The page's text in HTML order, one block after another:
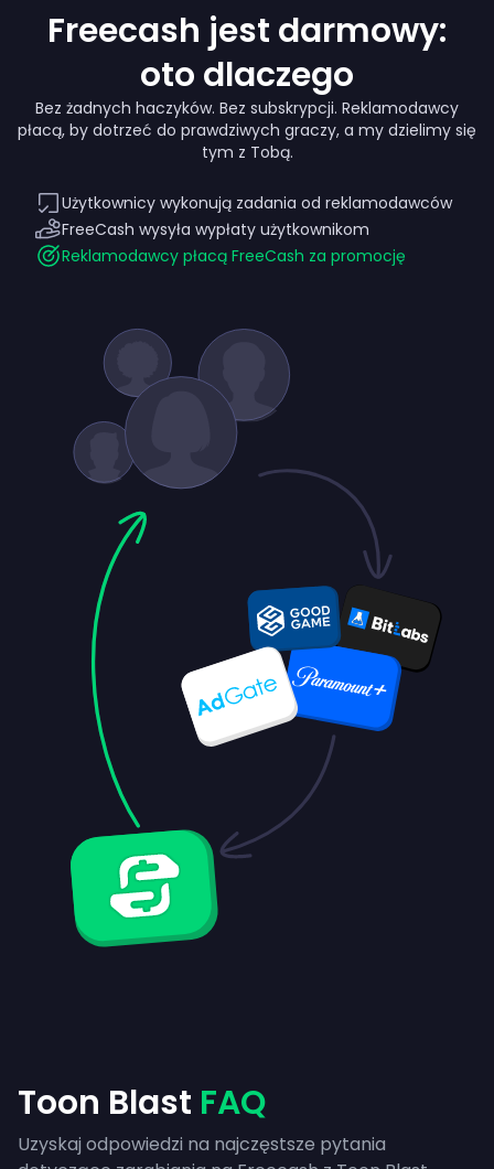
Freecash jest darmowy:
oto dlaczego
Bez żadnych haczyków. Bez subskrypcji. Reklamodawcy
płacą, by dotrzeć do prawdziwych graczy, a my dzielimy się
tym z Tobą.
Użytkownicy wykonują zadania od reklamodawców
FreeCash wysyła wypłaty użytkownikom
Reklamodawcy płacą FreeCash za promocję
Toon Blast FAQ
Uzyskaj odpowiedzi na najczęstsze pytania